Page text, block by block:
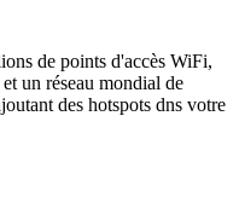
de points d'accès WiFi,
un réseau mondial de
des hotspots dns votre